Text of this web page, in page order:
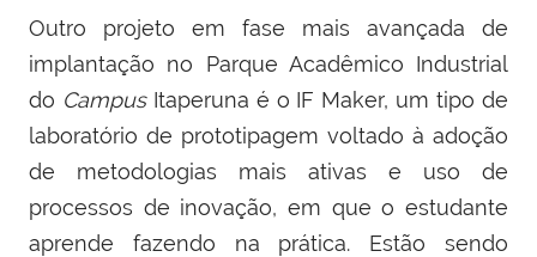
Outro projeto em fase mais avançada de
implantação no Parque Acadêmico Industrial
do CampusItaperuna é o IF Maker, um tipo de
laboratório de prototipagem voltado à adoção
de metodologias mais ativas e uso de
processos de inovação, em que o estudante
aprende fazendo na prática. Estão sendo